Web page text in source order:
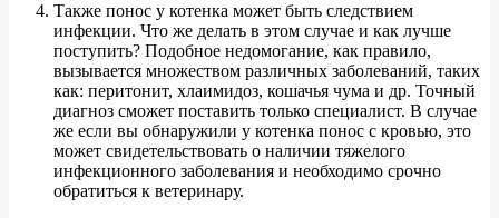
Также понос у котенка может быть следствием
инфекции. Что же делать в этом случае и как лучше
поступить? Подобное недомогание, как правило,
вызывается множеством различных заболеваний, таких
как: перитонит, хлаимидоз, кошачья чума и др. Точный
диагноз сможет поставить только специалист. В случае
же если вы обнаружили у котенка понос с кровью, это
может свидетельствовать о наличии тяжелого
инфекционного заболевания и необходимо срочно
обратиться к ветеринару.